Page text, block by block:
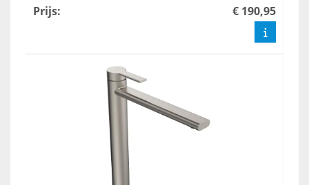
Prijs: € 190,95